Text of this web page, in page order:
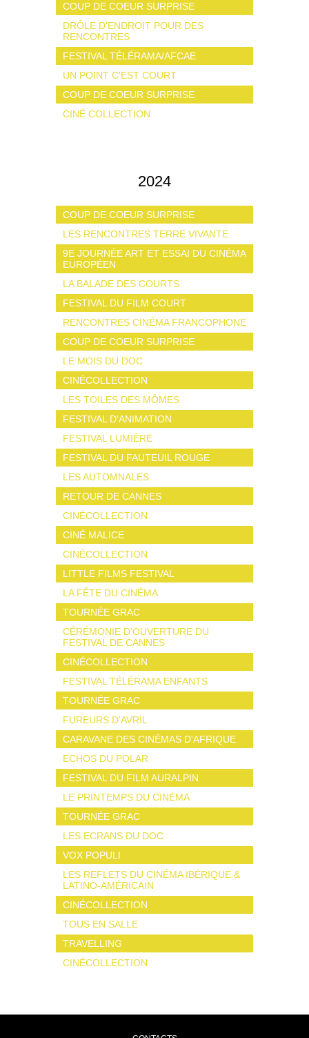
COUP DE COEUR SURPRISE
DRÔLE D'ENDROIT POUR DES
RENCONTRES
FESTIVAL TÉLÉRAMA/AFCAE
UN POINT C'EST COURT
COUP DE COEUR SURPRISE
CINÉ COLLECTION
2024
COUP DE COEUR SURPRISE
LES RENCONTRES TERRE VIVANTE
9E JOURNÉE ART ET ESSAI DU CINÉMA
EUROPÉEN
LA BALADE DES COURTS
FESTIVAL DU FILM COURT
RENCONTRES CINÉMA FRANCOPHONE
COUP DE COEUR SURPRISE
LE MOIS DU DOC
CINÉCOLLECTION
LES TOILES DES MÔMES
FESTIVAL D'ANIMATION
FESTIVAL LUMIÈRE
FESTIVAL DU FAUTEUIL ROUGE
LES AUTOMNALES
RETOUR DE CANNES
CINÉCOLLECTION
CINÉ MALICE
CINÉCOLLECTION
LITTLE FILMS FESTIVAL
LA FÊTE DU CINÉMA
TOURNÉE GRAC
CÉRÉMONIE D'OUVERTURE DU
FESTIVAL DE CANNES
CINÉCOLLECTION
FESTIVAL TÉLÉRAMA ENFANTS
TOURNÉE GRAC
FUREURS D'AVRIL
CARAVANE DES CINÉMAS D'AFRIQUE
ECHOS DU POLAR
FESTIVAL DU FILM AURALPIN
LE PRINTEMPS DU CINÉMA
TOURNÉE GRAC
LES ECRANS DU DOC
VOX POPULI
LES REFLETS DU CINÉMA IBÉRIQUE &
LATINO-AMÉRICAIN
CINÉCOLLECTION
TOUS EN SALLE
TRAVELLING
CINÉCOLLECTION